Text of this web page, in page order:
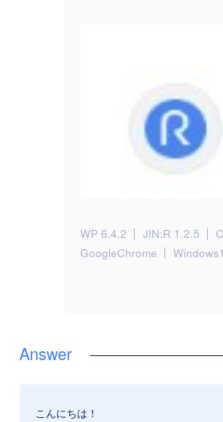
WP 6.4.2 JIN:R 1.2.5
GoogleChrome
こんにちは！